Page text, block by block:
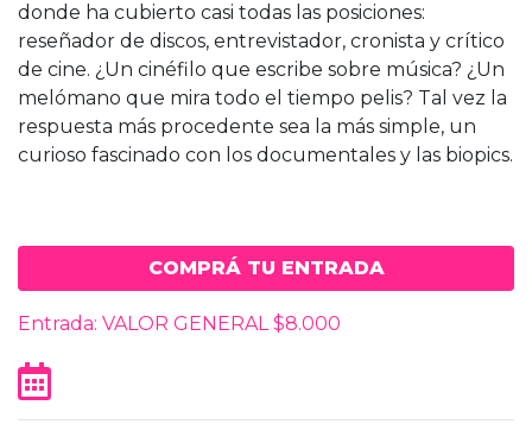
donde ha cubierto casi todas las posiciones:
reseñador de discos, entrevistador, cronista y crítico
de cine. ¿Un cinéfilo que escribe sobre música? ¿Un
melómano que mira todo el tiempo pelis? Tal vez la
respuesta más procedente sea la más simple, un
curioso fascinado con los documentales y las biopics.
COMPRÁ TU ENTRADA
Entrada: VALOR GENERAL $8.000